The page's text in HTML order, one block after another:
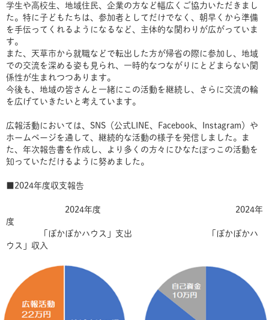
学生や高校生、地域住民、企業の方など幅広くご協力いただきまし
た。特に子どもたちは、参加者としてだけでなく、朝早くから準備
を手伝ってくれるようになるなど、主体的な関わりが広がっていま
す。
また、天草市から就職などで転出した方が帰省の際に参加し、地域
での交流を深める姿も見られ、一時的なつながりにとどまらない関
係性が生まれつつあります。
今後も、地域の皆さんと一緒にこの活動を継続し、さらに交流の輪
を広げていきたいと考えています。
広報活動においては、SNS（公式LINE、Facebook、Instagram）や
ホームページを通して、継続的な活動の様子を発信しました。ま
た、年次報告書を作成し、より多くの方々にひなたぼっこの活動を
知っていただけるように努めました。
■2024年度収支報告
2024年度 2024年
度
「ぽかぽかハウス」支出 「ぽかぽかハ
ウス」収入